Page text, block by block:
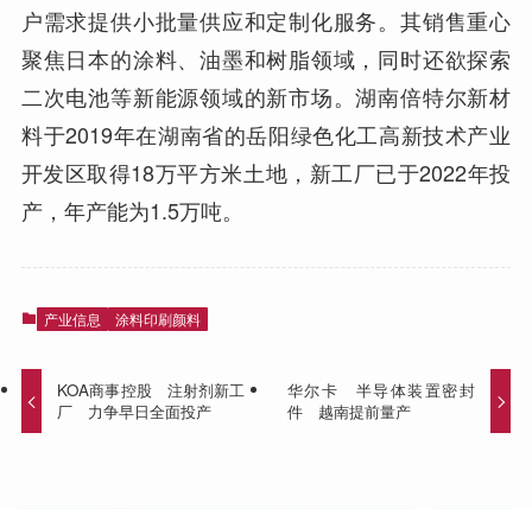
户需求提供小批量供应和定制化服务。其销售重心
聚焦日本的涂料、油墨和树脂领域，同时还欲探索
二次电池等新能源领域的新市场。湖南倍特尔新材
料于2019年在湖南省的岳阳绿色化工高新技术产业
开发区取得18万平方米土地，新工厂已于2022年投
产，年产能为1.5万吨。
产业信息 涂料印刷颜料
KOA商事控股 注射剂新工
厂 力争早日全面投产
华尔卡 半导体装置密封
件 越南提前量产